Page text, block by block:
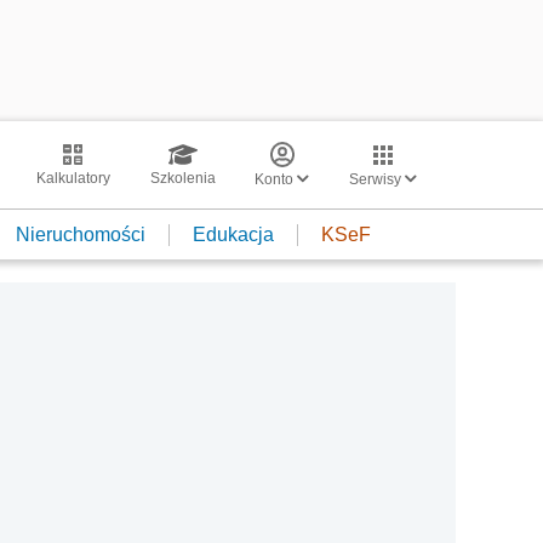
Kalkulatory Szkolenia Konto Serwisy
Nieruchomości Edukacja KSeF